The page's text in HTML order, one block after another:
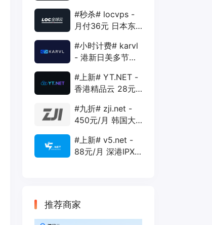
400G 30M
#秒杀# locvps -
月付36元 日本东
40G 1T 450Mbps
#小时计费# karvl
- 港新日美多节点
20G 5T 1Gbps
#上新# YT.NET -
香港精品云 28元/
AS10099+移动
CMI
#九折# zji.net -
450元/月 韩国大
优化和纯国际线路
#上新# v5.net -
88元/月 深港IPX
推荐商家